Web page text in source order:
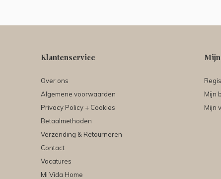
Klantenservice
Over ons
Algemene voorwaarden
Privacy Policy + Cookies
Betaalmethoden
Verzending & Retourneren
Contact
Vacatures
Mi Vida Home
Mijn
Mijn